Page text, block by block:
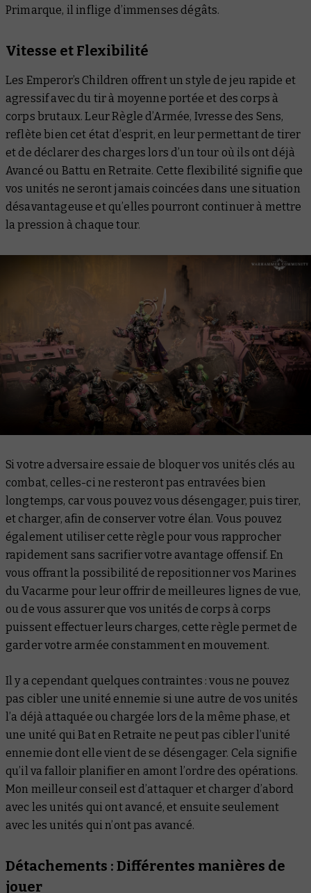
Primarque, il inflige d’immenses dégâts.
Vitesse et Flexibilité
Les Emperor’s Children offrent un style de jeu rapide et
agressif avec du tir à moyenne portée et des corps à
corps brutaux. Leur Règle d’Armée, Ivresse des Sens,
reflète bien cet état d’esprit, en leur permettant de tirer
et de déclarer des charges lors d’un tour où ils ont déjà
Avancé ou Battu en Retraite. Cette flexibilité signifie que
vos unités ne seront jamais coincées dans une situation
désavantageuse et qu’elles pourront continuer à mettre
la pression à chaque tour.
Si votre adversaire essaie de bloquer vos unités clés au
combat, celles-ci ne resteront pas entravées bien
longtemps, car vous pouvez vous désengager, puis tirer,
et charger, afin de conserver votre élan. Vous pouvez
également utiliser cette règle pour vous rapprocher
rapidement sans sacrifier votre avantage offensif. En
vous offrant la possibilité de repositionner vos Marines
du Vacarme pour leur offrir de meilleures lignes de vue,
ou de vous assurer que vos unités de corps à corps
puissent effectuer leurs charges, cette règle permet de
garder votre armée constamment en mouvement.
Il y a cependant quelques contraintes : vous ne pouvez
pas cibler une unité ennemie si une autre de vos unités
l’a déjà attaquée ou chargée lors de la même phase, et
une unité qui Bat en Retraite ne peut pas cibler l’unité
ennemie dont elle vient de se désengager. Cela signifie
qu’il va falloir planifier en amont l’ordre des opérations.
Mon meilleur conseil est d’attaquer et charger d’abord
avec les unités qui ont avancé, et ensuite seulement
avec les unités qui n’ont pas avancé.
Détachements : Différentes manières de
jouer